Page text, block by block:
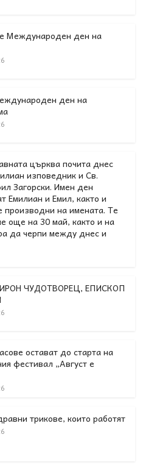
е Международен ден на
ден на
църква почита днес
изповедник и Св.
Загорски. Имен ден
Емилиан и Емил, както и
производни на имената. Те
още на 30 май, както и на
да черпи между днес и
ЧУДОТВОРЕЦ, ЕПИСКОП
остават до старта на
фестивал „Август е
трикове, които работят